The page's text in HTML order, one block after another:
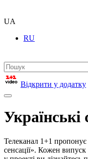
UA
RU
Відкрити у додатку
Українські
Телеканал 1+1 пропонує
сенсації». Кожен